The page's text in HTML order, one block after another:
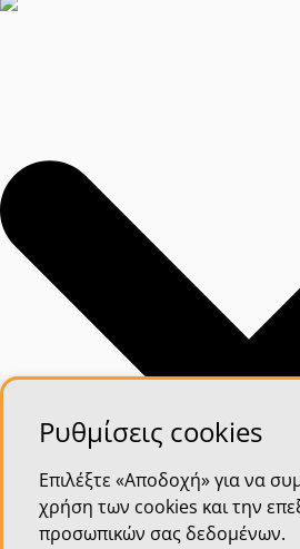
Ρυθμίσεις cookies
Επιλέξτε «Αποδοχή» για να
χρήση των cookies και την
προσωπικών σας δεδομένων.